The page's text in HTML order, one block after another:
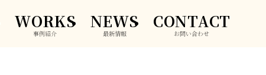
WORKS
事例紹介
NEWS
最新情報
CONTACT
お問い合わせ